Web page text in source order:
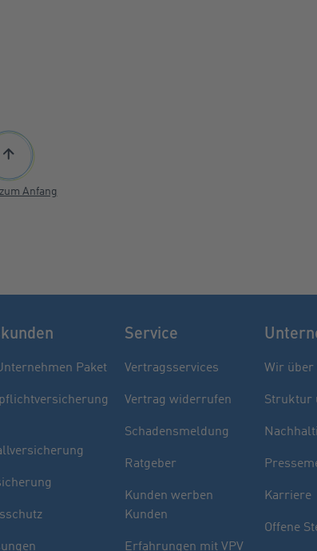
Finden
Sie haben
indivuell
Anfang
Paket
Service
Vertragsservices
Vertrag widerrufen
Schadensmeldung
Ratgeber
Kunden werben
Kunden
Erfahrungen mit VPV
Wir über
Struktur
Karriere
Offene